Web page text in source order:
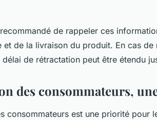
de rappeler ces
et de la livraison du produit. En cas
de rétractation peut être étendu
des consommateurs,
consommateurs est une priorité pour